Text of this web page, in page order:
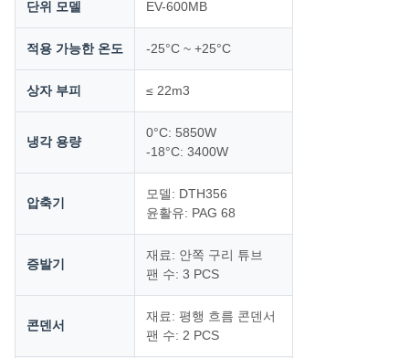
단위 모델 EV-600MB
적용 가능한 온도 -25°C ~ +25°C
상자 부피 ≤ 22m3
냉각 용량
0°C: 5850W
-18°C: 3400W
압축기
모델: DTH356
윤활유: PAG 68
증발기
재료: 안쪽 구리 튜브
팬 수: 3 PCS
콘덴서
재료: 평행 흐름 콘덴서
팬 수: 2 PCS